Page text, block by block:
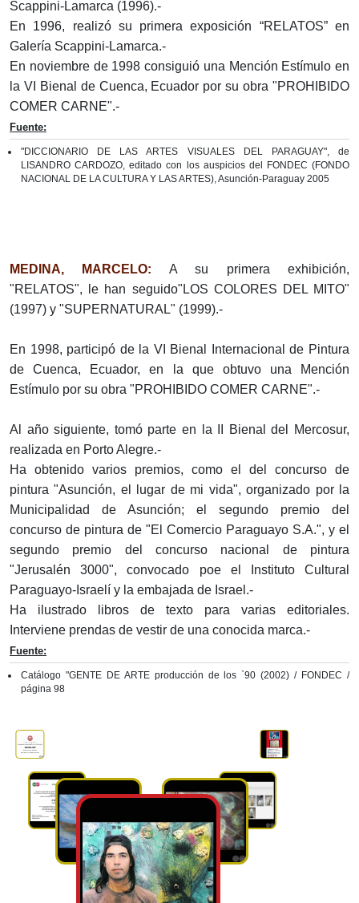
Scappini-Lamarca (1996).-
En 1996, realizó su primera exposición “RELATOS” en
Galería Scappini-Lamarca­.-
En noviembre de 1998 consiguió una Mención Estímulo en
la VI Bienal de Cuenca, Ecuador por su obra "PROHIBIDO
COMER CARNE".-
Fuente:
"DICCIONARIO DE LAS ARTES VISUALES DEL PARAGUAY", de
LISANDRO CARDOZO, editado con los auspicios del FONDEC (FONDO
NACIONAL DE LA CULTURA Y LAS ARTES), Asunción-Paraguay 2005
MEDINA, MARCELO: A su primera exhibición,
"RELATOS", le han seguido"LOS COLORES DEL MITO"
(1997) y "SUPERNATURAL" (1999).-
En 1998, participó de la VI Bienal Internacional de Pintura
de Cuenca, Ecuador, en la que obtuvo una Mención
Estímulo por su obra "PROHIBIDO COMER CARNE".-
Al año siguiente, tomó parte en la II Bienal del Mercosur,
realizada en Porto Alegre.-
Ha obtenido varios premios, como el del concurso de
pintura "Asunción, el lugar de mi vida", organizado por la
Municipalidad de Asunción; el segundo premio del
concurso de pintura de "El Comercio Paraguayo S.A.", y el
segundo premio del concurso nacional de pintura
"Jerusalén 3000", convocado poe el Instituto Cultural
Paraguayo-Israelí y la embajada de Israel.-
Ha ilustrado libros de texto para varias editoriales.
Interviene prendas de vestir de una conocida marca.-
Fuente:
Catálogo "GENTE DE ARTE producción de los `90 (2002) / FONDEC /
página 98